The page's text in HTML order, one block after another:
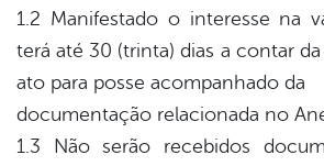
1.2 Manifestado o interesse na
terá até 30 (trinta) dias a contar
ato para posse acompanhado da
documentação relacionada no
1.3 Não serão recebidos